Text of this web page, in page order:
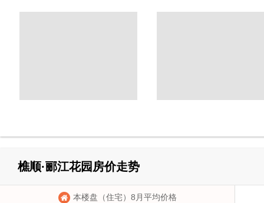
5
樵顺·郦江花园房价走势
本楼盘（住宅）8月平均价格